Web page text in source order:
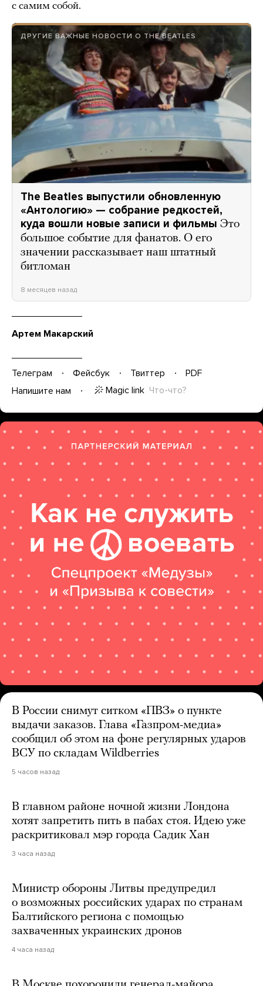
с самим собой.
ДРУГИЕ ВАЖНЫЕ НОВОСТИ О THE BEATLES
The Beatles выпустили обновленную
«Антологию» — собрание редкостей,
куда вошли новые записи и фильмы Это
большое событие для фанатов. О его
значении рассказывает наш штатный
битломан
8 месяцев назад
Артем Макарский
Телеграм Фейсбук Твиттер
PDF
Напишите нам
Magic link Что-что?
В России снимут ситком «ПВЗ» о пункте
выдачи заказов. Глава «Газпром-медиа»
сообщил об этом на фоне регулярных ударов
ВСУ по складам Wildberries
5 часов назад
В главном районе ночной жизни Лондона
хотят запретить пить в пабах стоя. Идею уже
раскритиковал мэр города Садик Хан
3 часа назад
Министр обороны Литвы предупредил
о возможных российских ударах по странам
Балтийского региона с помощью
захваченных украинских дронов
4 часа назад